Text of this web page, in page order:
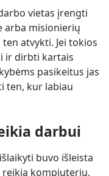
vietas įrengti
arba misionierių
atvykti. Jei tokios
ir dirbti kartais
pasikeitus jas
ten, kur labiau
darbui
buvo išleista
reikia kompiuterių,